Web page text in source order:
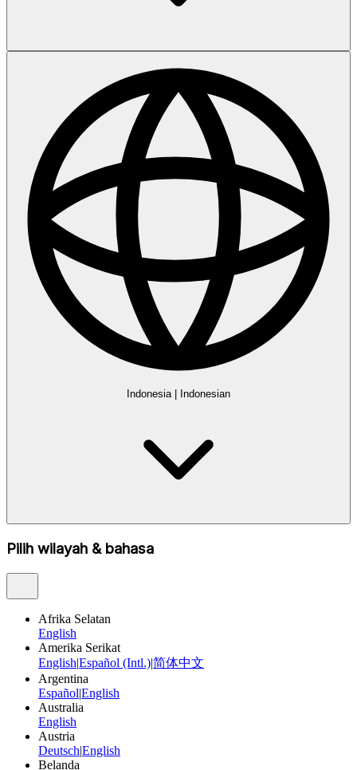
Indonesia| Indonesian
Pilih wilayah & bahasa
Afrika Selatan
English
Amerika Serikat
English|Español (Intl.)|简体中文
Argentina
Español|English
Australia
English
Austria
Deutsch|English
Belanda